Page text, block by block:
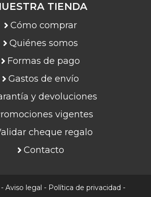
TIENDA
Cómo comprar
Quiénes somos
Formas de pago
Gastos de envío
y devoluciones
vigentes
cheque regalo
Contacto
- Aviso legal - Política de privacidad -